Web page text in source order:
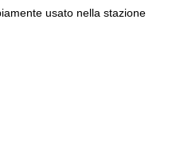
usato nella stazione